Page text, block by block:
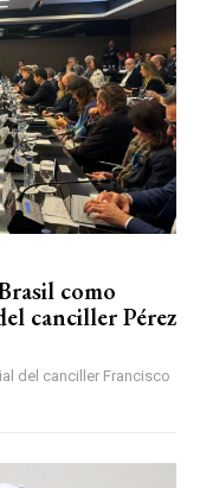
como
canciller Pérez
del canciller Francisco